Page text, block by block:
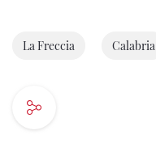
La Freccia Calabria